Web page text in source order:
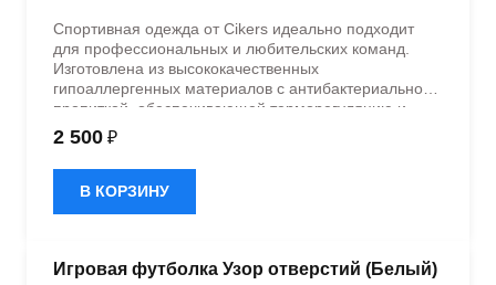
Спортивная одежда от Cikers идеально подходит
для профессиональных и любительских команд.
Изготовлена из высококачественных
гипоаллергенных материалов с антибактериальной
пропиткой, обеспечивающей терморегуляцию и
быстрое влагоотведение. Одежда обладает
эластичностью в 5 направлениях и стильным
дизайном.
2 500 ₽
В КОРЗИНУ
Игровая футболка Узор отверстий (Белый)